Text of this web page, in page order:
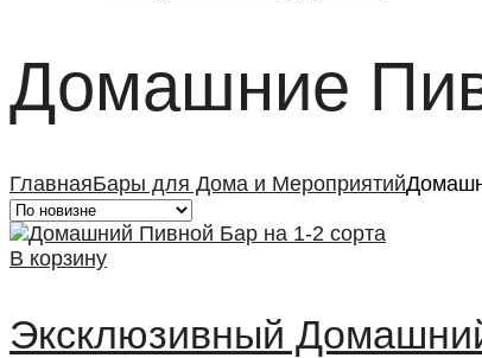
Домашние
ГлавнаяБары для Дома и Мероприятий
В корзину
Эксклюзивный